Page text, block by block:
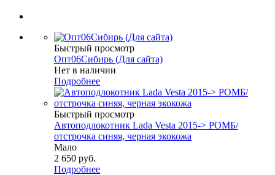
Быстрый просмотр
Опт06Сибирь (Для сайта)
Нет в наличии
Подробнее
Быстрый просмотр
Автоподлокотник Lada Vesta 2015-> РОМБ/
отстрочка синяя, черная экокожа
Мало
2 650 руб.
Подробнее